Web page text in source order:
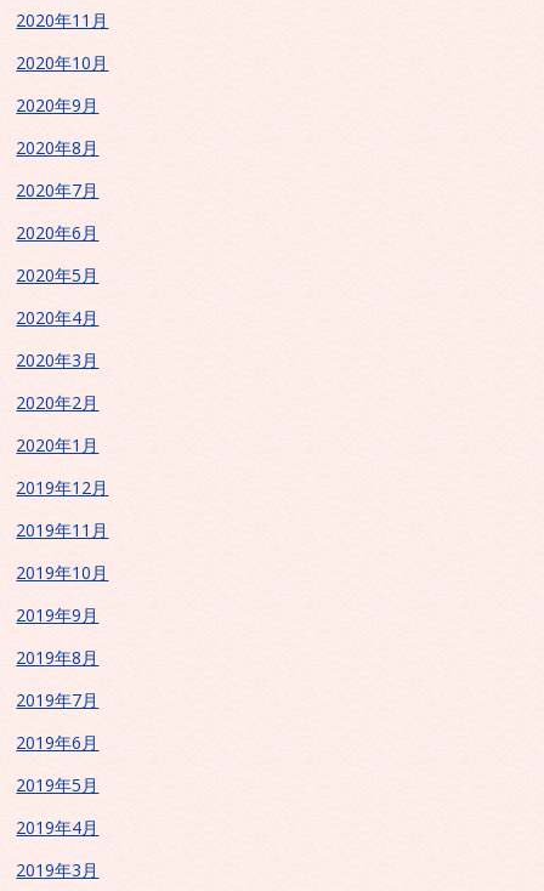
2020年11月
2020年10月
2020年9月
2020年8月
2020年7月
2020年6月
2020年5月
2020年4月
2020年3月
2020年2月
2020年1月
2019年12月
2019年11月
2019年10月
2019年9月
2019年8月
2019年7月
2019年6月
2019年5月
2019年4月
2019年3月